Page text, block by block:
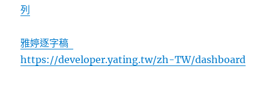
列
雅婷逐字稿
https://developer.yating.tw/zh-TW/dashboard